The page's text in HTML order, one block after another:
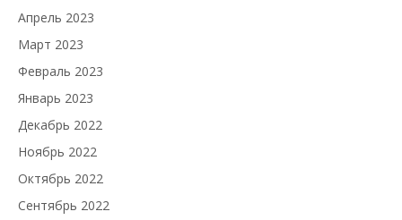
Апрель 2023
Март 2023
Февраль 2023
Январь 2023
Декабрь 2022
Ноябрь 2022
Октябрь 2022
Сентябрь 2022